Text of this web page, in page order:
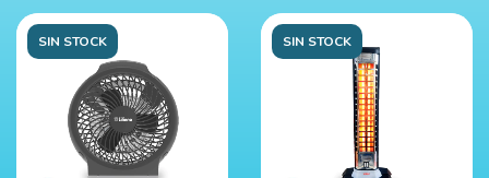
SIN STOCK SIN STOCK